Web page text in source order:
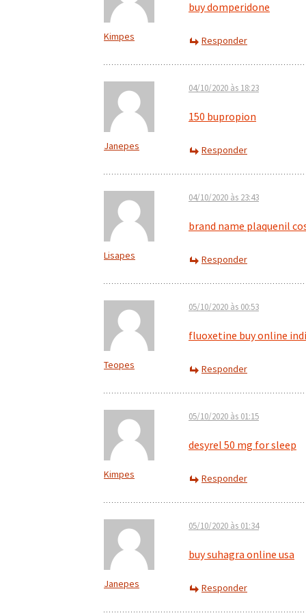
Kimpes
buy domperidone
Responder
Janepes
04/10/2020 às 18:23
150 bupropion
Responder
Lisapes
04/10/2020 às 23:43
brand name plaquenil
Responder
Teopes
05/10/2020 às 00:53
fluoxetine buy online
Responder
Kimpes
05/10/2020 às 01:15
desyrel 50 mg for sleep
Responder
Janepes
05/10/2020 às 01:34
buy suhagra online usa
Responder